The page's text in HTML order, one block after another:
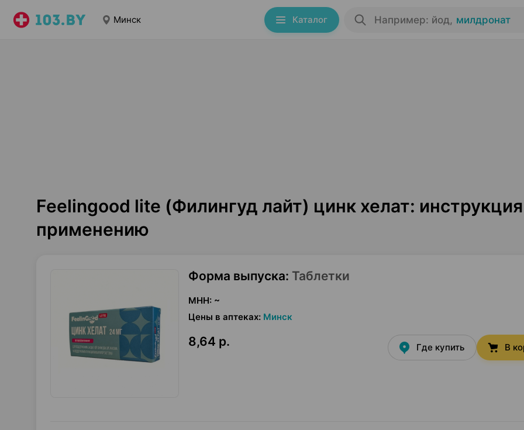
Минск Каталог Например: йод, милдронат
Feelingood lite (Филингуд лайт) цинк хелат:
применению
Форма выпуска: Таблетки
МНН: ~
Цены в аптеках: Минск
8,64 р. Где купить В